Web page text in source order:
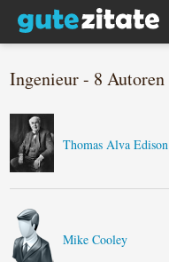
Ingenieur - 8 Autoren
Thomas Alva Edison
Mike Cooley